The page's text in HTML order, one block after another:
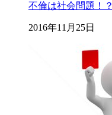
不倫は社会問題！？
2016年11月25日